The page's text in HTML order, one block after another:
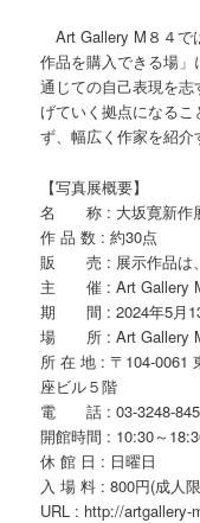
Art Gallery M８４で
作品を購入できる場
通じての自己表現を
げていく拠点になる
ず、幅広く作家を紹介
【写真展概要】
名 称 : 大坂寛新作展
作 品 数 : 約30点
販 売 : 展示作品は
主 催 : Art Gallery
期 間 : 2024年5月13
場 所 : Art Gallery
所 在 地 : 〒104-0061
座ビル５階
電 話 : 03-3248-
開館時間 : 10:30～
休 館 日 : 日曜日
入 場 料 : 800円(成人
URL : http://artgallery-